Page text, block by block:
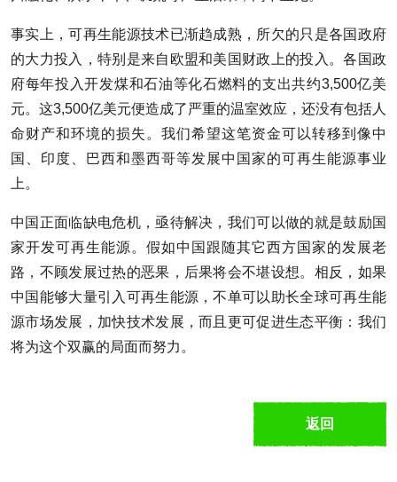
事实上，可再生能源技术已渐趋成熟，所欠的只是各国政府
的大力投入，特别是来自欧盟和美国财政上的投入。各国政
府每年投入开发煤和石油等化石燃料的支出共约3,500亿美
元。这3,500亿美元便造成了严重的温室效应，还没有包括人
命财产和环境的损失。我们希望这笔资金可以转移到像中
国、印度、巴西和墨西哥等发展中国家的可再生能源事业
上。
中国正面临缺电危机，亟待解决，我们可以做的就是鼓励国
家开发可再生能源。假如中国跟随其它西方国家的发展老
路，不顾发展过热的恶果，后果将会不堪设想。相反，如果
中国能够大量引入可再生能源，不单可以助长全球可再生能
源市场发展，加快技术发展，而且更可促进生态平衡：我们
将为这个双赢的局面而努力。
返回